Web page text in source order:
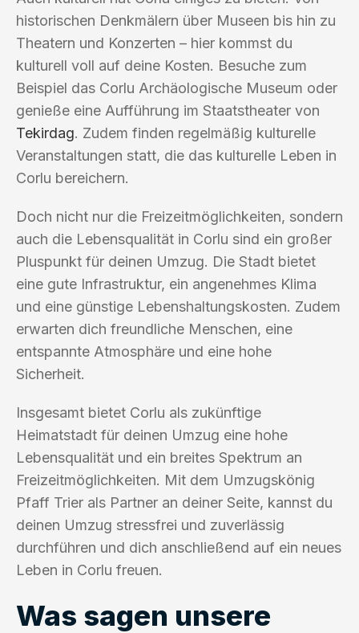
historischen Denkmälern über Museen bis hin zu
Theatern und Konzerten – hier kommst du
kulturell voll auf deine Kosten. Besuche zum
Beispiel das Corlu Archäologische Museum oder
genieße eine Aufführung im Staatstheater von
Tekirdag. Zudem finden regelmäßig kulturelle
Veranstaltungen statt, die das kulturelle Leben in
Corlu bereichern.
Doch nicht nur die Freizeitmöglichkeiten, sondern
auch die Lebensqualität in Corlu sind ein großer
Pluspunkt für deinen Umzug. Die Stadt bietet
eine gute Infrastruktur, ein angenehmes Klima
und eine günstige Lebenshaltungskosten. Zudem
erwarten dich freundliche Menschen, eine
entspannte Atmosphäre und eine hohe
Sicherheit.
Insgesamt bietet Corlu als zukünftige
Heimatstadt für deinen Umzug eine hohe
Lebensqualität und ein breites Spektrum an
Freizeitmöglichkeiten. Mit dem Umzugskönig
Pfaff Trier als Partner an deiner Seite, kannst du
deinen Umzug stressfrei und zuverlässig
durchführen und dich anschließend auf ein neues
Leben in Corlu freuen.
Was sagen unsere